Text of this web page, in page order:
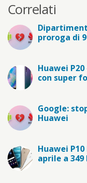
Correlati
proroga di
Huawei
con super
Google:
Huawei
Huawei P10
aprile a 349